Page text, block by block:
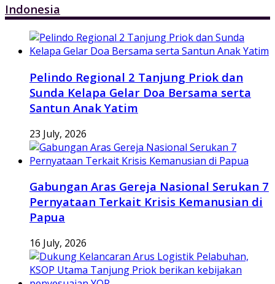
Indonesia
Pelindo Regional 2 Tanjung Priok dan
Sunda Kelapa Gelar Doa Bersama serta
Santun Anak Yatim
23 July, 2026
Gabungan Aras Gereja Nasional Serukan 7
Pernyataan Terkait Krisis Kemanusian di
Papua
16 July, 2026